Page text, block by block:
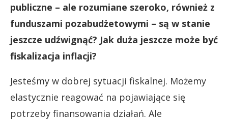
publiczne – ale rozumiane szeroko, również z
funduszami pozabudżetowymi – są w stanie
jeszcze udźwignąć? Jak duża jeszcze może być
fiskalizacja inflacji?
Jesteśmy w dobrej sytuacji fiskalnej. Możemy
elastycznie reagować na pojawiające się
potrzeby finansowania działań. Ale